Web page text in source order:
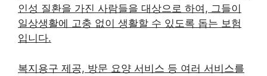
인성 질환을 가진 사람들을 대상으로 하여, 그들이
일상생활에 고충 없이 생활할 수 있도록 돕는 보험
입니다.
복지용구 제공, 방문 요양 서비스 등 여러 서비스를